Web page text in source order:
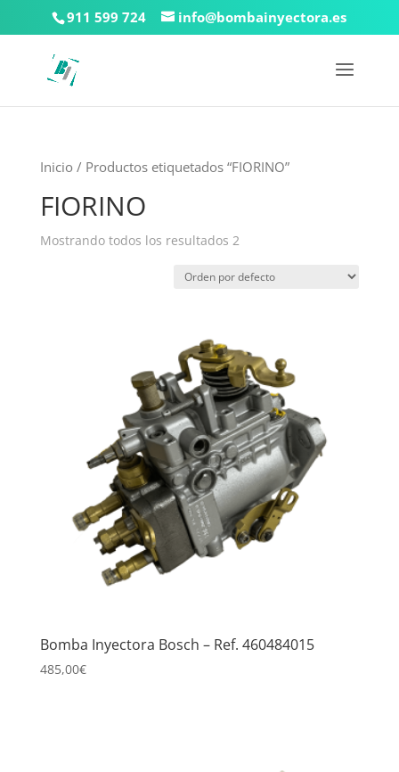
911 599 724 info@bombainyectora.es
Inicio / Productos etiquetados “FIORINO”
FIORINO
Mostrando todos los resultados 2
Bomba Inyectora Bosch – Ref. 460484015
485,00€